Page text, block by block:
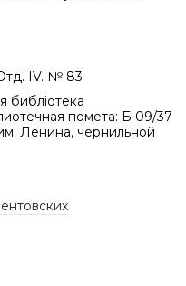
IV. № 83
библіотека
помета: Б 09/37
Ленина, чернильной